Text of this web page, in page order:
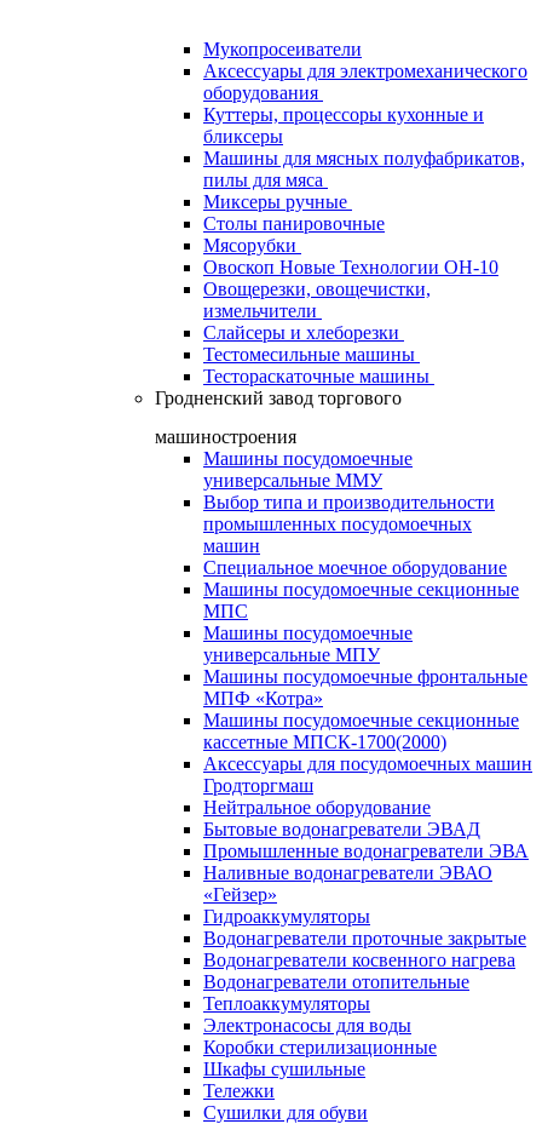
Мукопросеиватели
Аксессуары для электромеханического
оборудования
Куттеры, процессоры кухонные и
бликсеры
Машины для мясных полуфабрикатов,
пилы для мяса
Миксеры ручные
Столы панировочные
Мясорубки
Овоскоп Новые Технологии ОН-10
Овощерезки, овощечистки,
измельчители
Слайсеры и хлеборезки
Тестомесильные машины
Тестораскаточные машины
Гродненский завод торгового
машиностроения
Машины посудомоечные
универсальные ММУ
Выбор типа и производительности
промышленных посудомоечных
машин
Специальное моечное оборудование
Машины посудомоечные секционные
МПС
Машины посудомоечные
универсальные МПУ
Машины посудомоечные фронтальные
МПФ «Котра»
Машины посудомоечные секционные
кассетные МПСК-1700(2000)
Аксессуары для посудомоечных машин
Гродторгмаш
Нейтральное оборудование
Бытовые водонагреватели ЭВАД
Промышленные водонагреватели ЭВА
Наливные водонагреватели ЭВАО
«Гейзер»
Гидроаккумуляторы
Водонагреватели проточные закрытые
Водонагреватели косвенного нагрева
Водонагреватели отопительные
Теплоаккумуляторы
Электронасосы для воды
Коробки стерилизационные
Шкафы сушильные
Тележки
Сушилки для обуви